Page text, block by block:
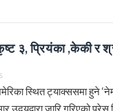
३, प्रियंका ,केकी र
स्थित ट्याक्ससमा हुने
जारि गरिएको प्रेस